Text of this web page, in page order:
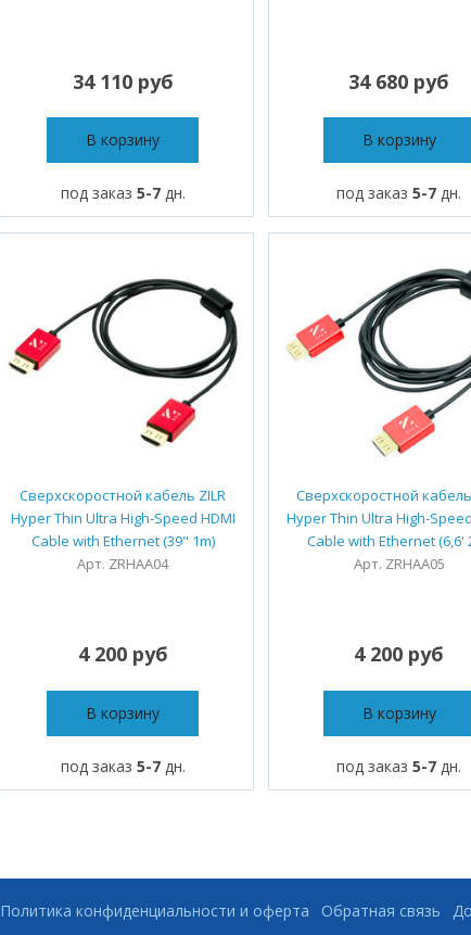
34 110 руб
В корзину
под заказ 5-7дн.
34 680 руб
В корзину
под заказ5-7 дн.
Сверхскоростной кабель ZILR
Hyper Thin Ultra High-Speed HDMI
Cable with Ethernet (39" 1m)
Арт. ZRHAA04
4 200 руб
В корзину
под заказ 5-7дн.
Сверхскоростной кабель
Hyper Thin Ultra High-
Cable with Ethernet (6,6'
Арт. ZRHAA05
4 200 руб
В корзину
под заказ5-7 дн.
Политика конфиденциальности и оферта Обратная связь